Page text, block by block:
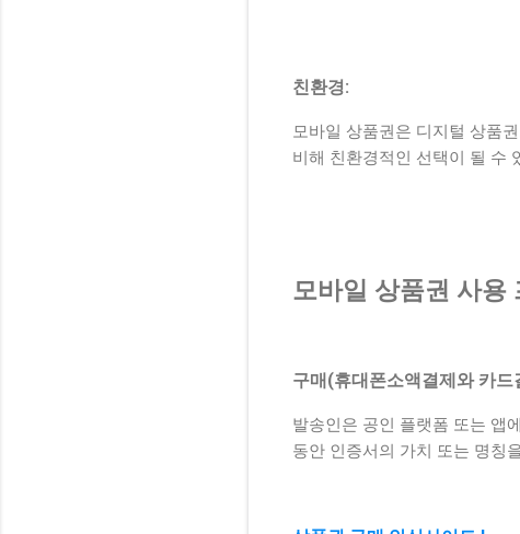
친환경:
모바일 상품권은 디지털 상품
비해 친환경적인 선택이 될 수
모바일 상품권 사용
구매(휴대폰소액결제와 카드
발송인은 공인 플랫폼 또는 앱
동안 인증서의 가치 또는 명칭